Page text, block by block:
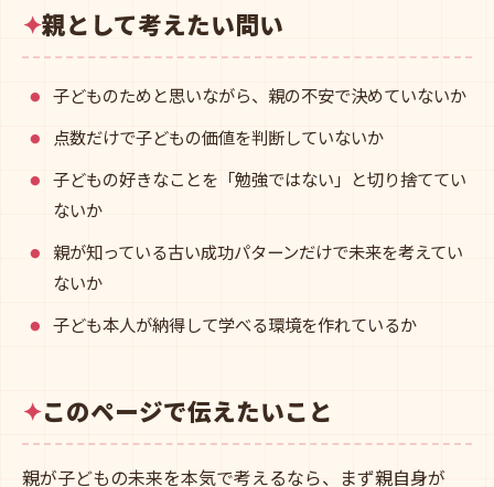
親として考えたい問い
子どものためと思いながら、親の不安で決めていないか
点数だけで子どもの価値を判断していないか
子どもの好きなことを「勉強ではない」と切り捨ててい
ないか
親が知っている古い成功パターンだけで未来を考えてい
ないか
子ども本人が納得して学べる環境を作れているか
このページで伝えたいこと
親が子どもの未来を本気で考えるなら、まず親自身が